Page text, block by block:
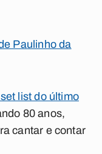
Paulinho da
list do último
80 anos,
cantar e contar